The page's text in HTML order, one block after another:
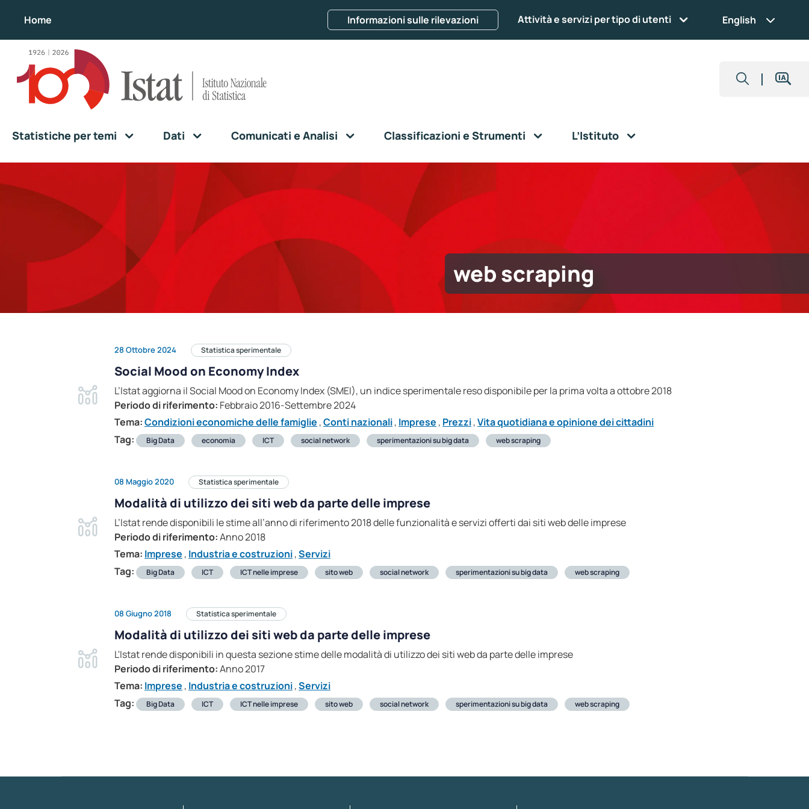
Home Informazioni sulle rilevazioni Attività e servizi per tipo di utenti English
Statistiche per temi Dati Comunicati e Analisi Classificazioni e Strumenti L’Istituto
web scraping
28 Ottobre 2024 Statistica sperimentale
Social Mood on Economy Index
L’Istat aggiorna il Social Mood on Economy Index (SMEI), un indice sperimentale reso disponibile per la prima volta a ottobre 2018
Periodo di riferimento: Febbraio 2016-Settembre 2024
Tema:Condizioni economiche delle famiglie ,Conti nazionali, Imprese , Prezzi,Vita quotidiana e opinione dei cittadini
Tag:
Big Data economia ICT social network sperimentazioni su big data web scraping
08 Maggio 2020 Statistica sperimentale
Modalità di utilizzo dei siti web da parte delle imprese
L’Istat rende disponibili le stime all’anno di riferimento 2018 delle funzionalità e servizi offerti dai siti web delle imprese
Periodo di riferimento:Anno 2018
Tema: Imprese , Industria e costruzioni,Servizi
Tag:
Big Data ICT ICT nelle imprese sito web social network sperimentazioni su big data web scraping
08 Giugno 2018 Statistica sperimentale
Modalità di utilizzo dei siti web da parte delle imprese
L'Istat rende disponibili in questa sezione stime delle modalità di utilizzo dei siti web da parte delle imprese
Periodo di riferimento:Anno 2017
Tema: Imprese , Industria e costruzioni,Servizi
Tag:
Big Data ICT ICT nelle imprese sito web social network sperimentazioni su big data web scraping